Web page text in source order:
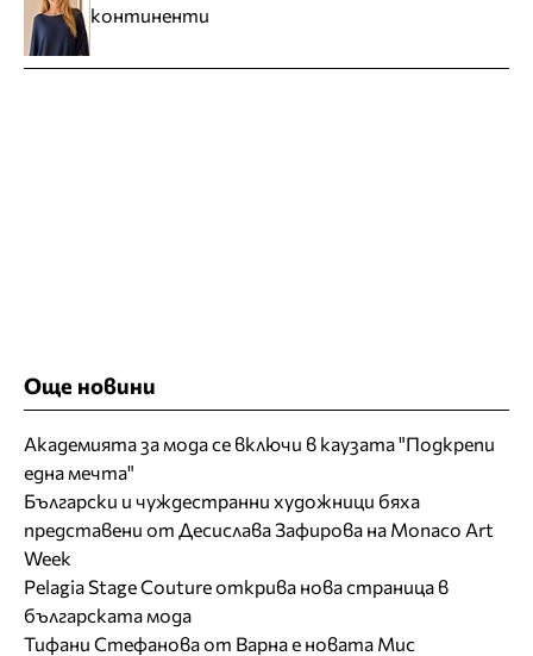
континенти
Още новини
Академията за мода се включи в каузата "Подкрепи
една мечта"
Български и чуждестранни художници бяха
представени от Десислава Зафирова на Monaco Art
Week
Pelagia Stage Couture открива нова страница в
българската мода
Тифани Стефанова от Варна е новата Мис